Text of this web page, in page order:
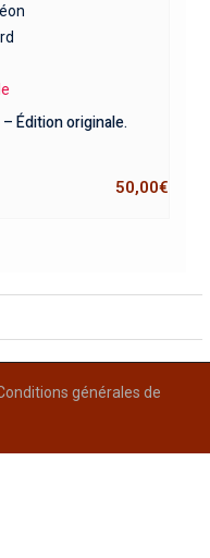
Édition originale.
50,00€
générales de